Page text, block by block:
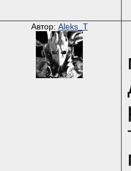
Автор: Aleks_T